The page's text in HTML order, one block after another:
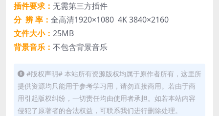
插件要求： 无需第三方插件
分 辨 率： 全高清1920×1080 4K 3840×2160
文件大小： 25MB
背景音乐： 不包含背景音乐
#版权声明# 本站所有资源版权均属于原作者所有，这里所
提供资源均只能用于参考学习用，请勿直接商用。若由于商
用引起版权纠纷，一切责任均由使用者承担。如若本站内容
侵犯了原著者的合法权益，可联系我们进行删除处理。